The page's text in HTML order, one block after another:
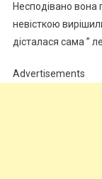
Несподівано вона
невісткою
дісталася сама ”
Advertisements